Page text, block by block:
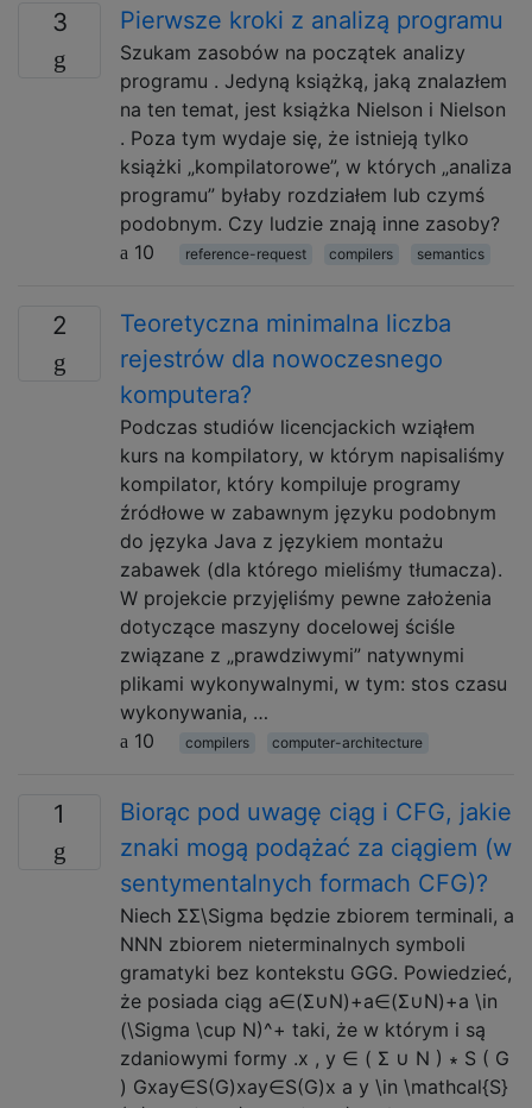
3 Pierwsze kroki z analizą programu
Szukam zasobów na początek analizy
programu . Jedyną książką, jaką znalazłem
na ten temat, jest książka Nielson i Nielson
. Poza tym wydaje się, że istnieją tylko
książki „kompilatorowe”, w których „analiza
programu” byłaby rozdziałem lub czymś
podobnym. Czy ludzie znają inne zasoby?
10
reference-request compilers semantics
2
Teoretyczna minimalna liczba
rejestrów dla nowoczesnego
komputera?
Podczas studiów licencjackich wziąłem
kurs na kompilatory, w którym napisaliśmy
kompilator, który kompiluje programy
źródłowe w zabawnym języku podobnym
do języka Java z językiem montażu
zabawek (dla którego mieliśmy tłumacza).
W projekcie przyjęliśmy pewne założenia
dotyczące maszyny docelowej ściśle
związane z „prawdziwymi” natywnymi
plikami wykonywalnymi, w tym: stos czasu
wykonywania, …
10
compilers computer-architecture
1
Biorąc pod uwagę ciąg i CFG, jakie
znaki mogą podążać za ciągiem (w
sentymentalnych formach CFG)?
Niech ΣΣ\Sigma będzie zbiorem terminali, a
NNN zbiorem nieterminalnych symboli
gramatyki bez kontekstu GGG. Powiedzieć,
że posiada ciąg a∈(Σ∪N)+a∈(Σ∪N)+a \in
(\Sigma \cup N)^+ taki, że w którym i są
zdaniowymi formy .x , y ∈ ( Σ ∪ N ) ∗ S ( G
) Gxay∈S(G)xay∈S(G)x a y \in \mathcal{S}